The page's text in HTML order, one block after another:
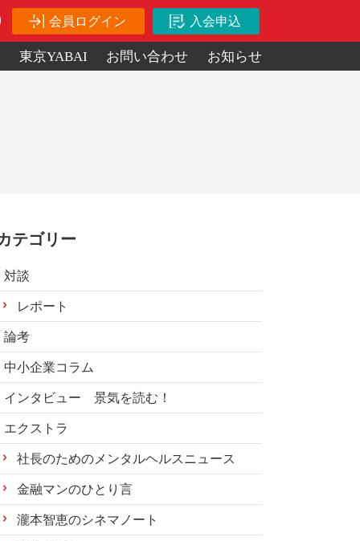
会員ログイン 入会申込
東京YABAI お問い合わせ お知らせ
テゴリー
対談
レポート
論考
中小企業コラム
インタビュー 景気を読む！
エクストラ
社長のためのメンタルヘルスニュース
金融マンのひとり言
瀧本智恵のシネマノート